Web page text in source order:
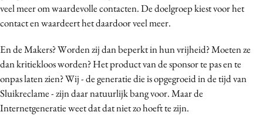
Interne communicatie
Martech
Merkstrategie
PR
Programmatic
Purpose Marketing
veel meer om waardevolle contacten. De doelgroep kiest voor het
contact en waardeert het daardoor veel meer.
En de Makers? Worden zij dan beperkt in hun vrijheid? Moeten ze
dan kritiekloos worden? Het product van de sponsor te pas en te
onpas laten zien? Wij - de generatie die is opgegroeid in de tijd van
Sluikreclame - zijn daar natuurlijk bang voor. Maar de
Internetgeneratie weet dat dat niet zo hoeft te zijn.